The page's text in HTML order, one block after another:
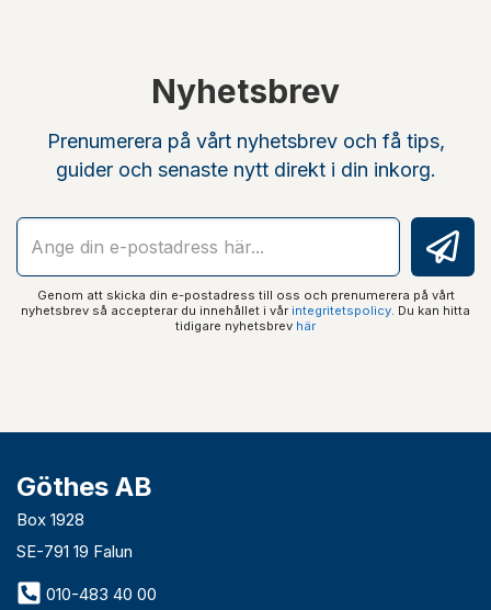
Nyhetsbrev
Prenumerera på vårt nyhetsbrev och få tips,
guider och senaste nytt direkt i din inkorg.
Genom att skicka din e-postadress till oss och prenumerera på vårt
nyhetsbrev så accepterar du innehållet i vår integritetspolicy . Du kan hitta
tidigare nyhetsbrev här
Göthes AB
Box 1928
SE-791 19 Falun
010-483 40 00